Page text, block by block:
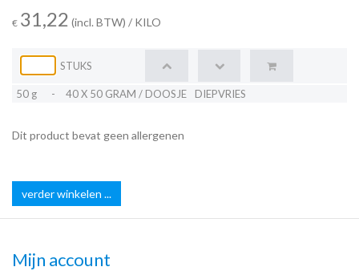
€ 31,22 (incl. BTW) / KILO
STUKS
50 g - 40 X 50 GRAM / DOOSJE DIEPVRIES
Dit product bevat geen allergenen
verder winkelen ...
Mijn account